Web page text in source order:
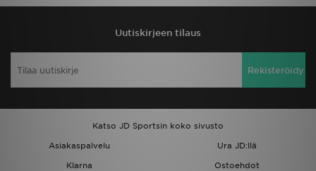
Uutiskirjeen tilaus
Rekisteröidy
Katso JD Sportsin koko sivusto
Asiakaspalvelu
Ura JD:llä
Klarna
Ostoehdot